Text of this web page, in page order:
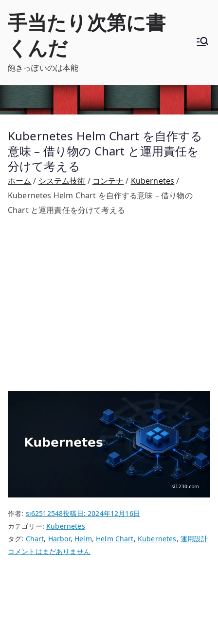
手当たり次第に書
くんだ
飽きっぽいのは本能
Kubernetes Helm Chart を自作する
意味 – 借り物の Chart と運用責任を
分けて考える
ホーム システム技術 コンテナ
Kubernetes
Kubernetes Helm Chart を自作する意味 – 借り物の
Chart と運用責任を分けて考える
作者: si62512548投稿日:2024年12月16日
カテゴリー: Kubernetes
タグ: Chart, Harbor, Helm, Helm Chart, Kubernetes, 運用設計
Kubernetes
コメントはまだありません